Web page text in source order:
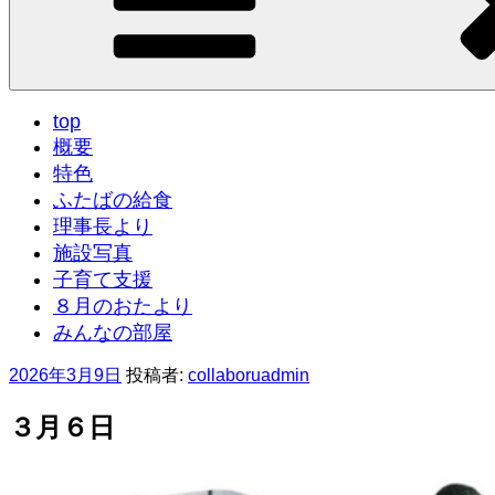
top
概要
特色
ふたばの給食
理事長より
施設写真
子育て支援
８月のおたより
みんなの部屋
投
日:
2026年3月9日 投稿者: collaboruadmin
３月６日